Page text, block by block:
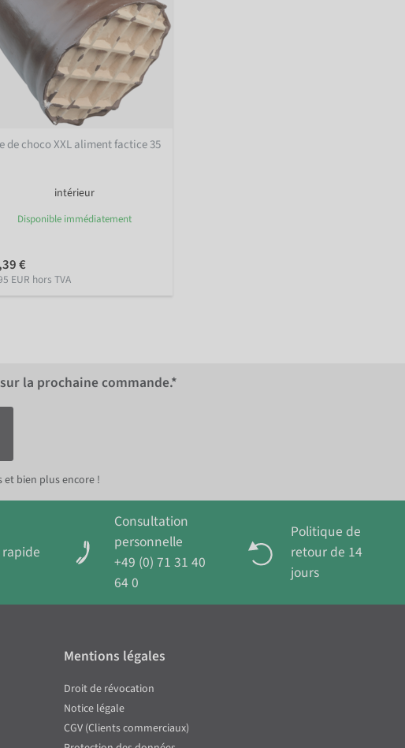
de choco XXL aliment factice 35
intérieur
Disponible immédiatement
€
EUR hors TVA
la prochaine commande.*
bien plus encore !
Consultation
personnelle
+49 (0) 71 31 40
64 0
Politique de
retour de 14
jours
Mentions légales
Droit de révocation
Notice légale
CGV (Clients commerciaux)